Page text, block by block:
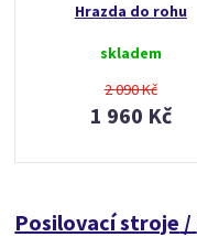
Hrazda do rohu
skladem
2 090 Kč
1 960 Kč
Posilovací stroje /